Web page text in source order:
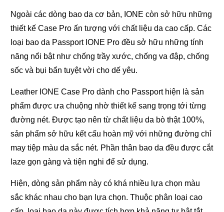
Ngoài các dòng bao da cơ bản, IONE còn sở hữu những
thiết kế Case Pro ấn tượng với chất liệu da cao cấp. Các
loại bao da Passport IONE Pro đều sở hữu những tính
năng nổi bật như chống trầy xước, chống va đập, chống
sốc và bụi bẩn tuyệt vời cho dế yêu.
Leather IONE Case Pro dành cho Passport hiện là sản
phẩm được ưa chuộng nhờ thiết kế sang trọng tới từng
đường nét. Được tạo nên từ chất liệu da bò thật 100%,
sản phẩm sở hữu kết cấu hoàn mỹ với những đường chỉ
may tiệp màu da sắc nét. Phần thân bao da đều được cắt
laze gọn gàng và tiện nghi để sử dụng.
Hiện, dòng sản phẩm này có khá nhiều lựa chọn màu
sắc khác nhau cho bạn lựa chọn. Thuộc phân loại cao